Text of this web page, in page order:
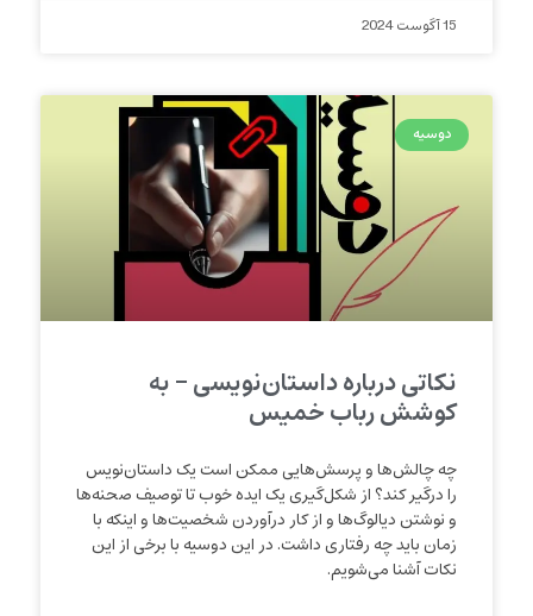
15 آگوست 2024
دوسیه
نکاتی درباره داستان‌نویسی – به
کوشش رباب خمیس
چه چالش‌ها و پرسش‌هایی ممکن است یک داستان‌نویس
را درگیر کند؟ از شکل‌گیری یک ایده خوب تا توصیف صحنه‌ها
و نوشتن دیالوگ‌ها و از کار درآوردن شخصیت‌ها و اینکه با
زمان باید چه رفتاری داشت. در این دوسیه با برخی از این
نکات آشنا می‌شویم.